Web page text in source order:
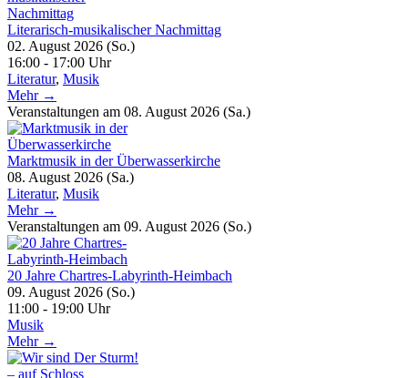
Literarisch-musikalischer Nachmittag
02. August 2026 (So.)
16:00 - 17:00 Uhr
Literatur, Musik
Mehr →
Veranstaltungen am 08. August 2026 (Sa.)
Marktmusik in der Überwasserkirche
08. August 2026 (Sa.)
Literatur, Musik
Mehr →
Veranstaltungen am 09. August 2026 (So.)
20 Jahre Chartres-Labyrinth-Heimbach
09. August 2026 (So.)
11:00 - 19:00 Uhr
Musik
Mehr →